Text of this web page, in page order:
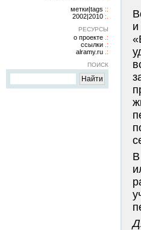
метки|tags
2002|2010
РЕСУРСЫ
о проекте
ссылки
alramy.ru
ПОИСК